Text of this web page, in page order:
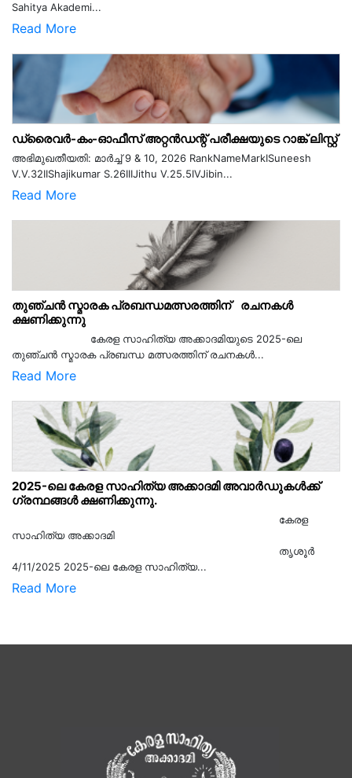
Sahitya Akademi...
Read More
ഡ്രൈവർ-കം-ഓഫീസ് അറ്റൻഡന്റ് പരീക്ഷയുടെ റാങ്ക് ലിസ്റ്റ്
അഭിമുഖതീയതി: മാർച്ച് 9 & 10, 2026 RankNameMarkISuneesh
V.V.32IIShajikumar S.26IIIJithu V.25.5IVJibin...
Read More
തുഞ്ചൻ സ്മാരക പ്രബന്ധമത്സരത്തിന് രചനകൾ
ക്ഷണിക്കുന്നു
കേരള സാഹിത്യ അക്കാദമിയുടെ 2025-ലെ
തുഞ്ചൻ സ്മാരക പ്രബന്ധ മത്സരത്തിന് രചനകൾ...
Read More
2025-ലെ കേരള സാഹിത്യ അക്കാദമി അവാർഡുകൾക്ക്
ഗ്രന്ഥങ്ങൾ ക്ഷണിക്കുന്നു.
കേരള
സാഹിത്യ അക്കാദമി
തൃശൂര്‍
4/11/2025 2025-ലെ കേരള സാഹിത്യ...
Read More